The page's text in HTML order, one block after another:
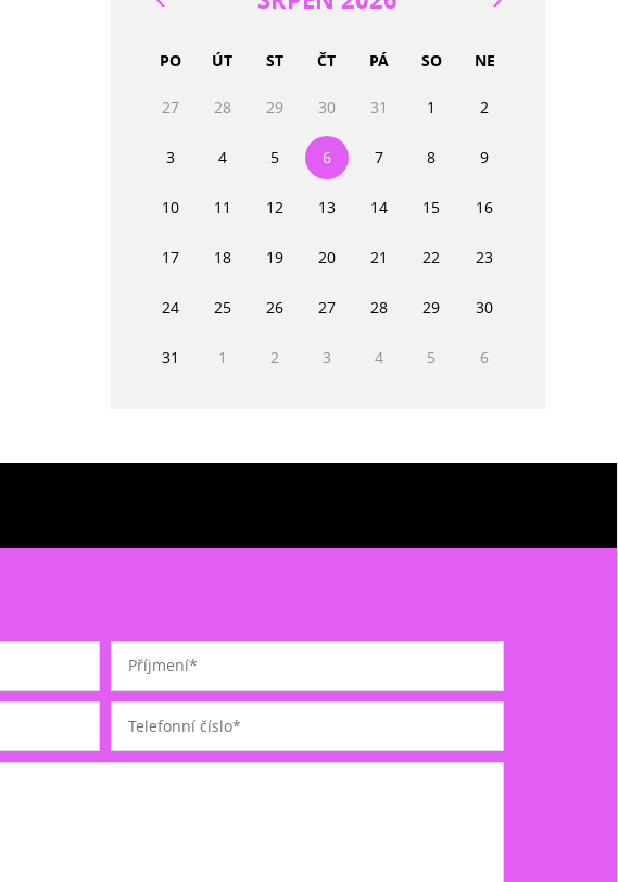
PO ÚT ST ČT PÁ SO NE
27 28 29 30 31 1 2
3 4 5 6 7 8 9
10 11 12 13 14 15 16
17 18 19 20 21 22 23
24 25 26 27 28 29 30
31 1 2 3 4 5 6